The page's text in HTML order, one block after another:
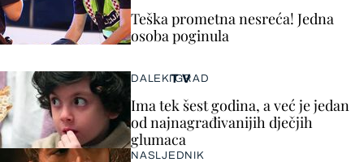
Teška prometna nesreća! Jedna
osoba poginula
TV
DALEKI GRAD
Ima tek šest godina, a već je jedan
od najnagrađivanijih dječjih
glumaca
NASLJEDNIK